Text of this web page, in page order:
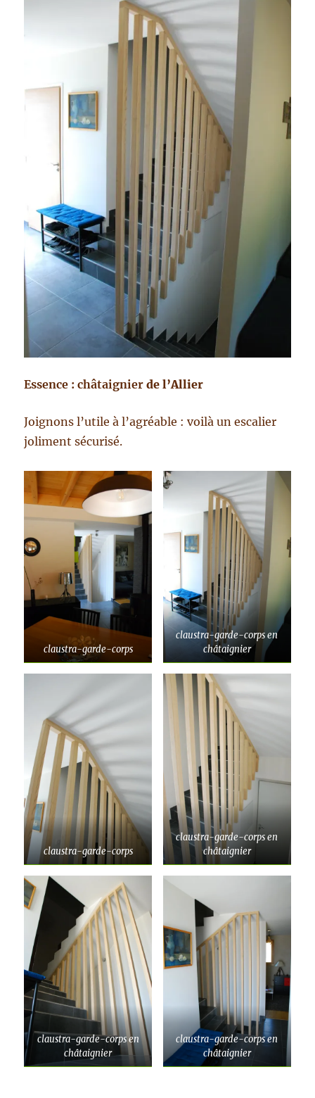
Essence : châtaignier de l’Allier
Joignons l’utile à l’agréable : voilà un escalier
joliment sécurisé.
claustra-garde-corps
claustra-garde-corps en
châtaignier
claustra-garde-corps
claustra-garde-corps en
châtaignier
claustra-garde-corps en
châtaignier
claustra-garde-corps en
châtaignier